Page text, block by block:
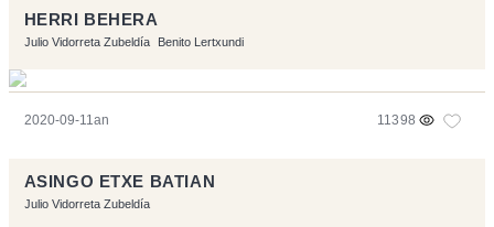
HERRI BEHERA
Julio Vidorreta Zubeldía Benito Lertxundi
2020-09-11an 11398
ASINGO ETXE BATIAN
Julio Vidorreta Zubeldía